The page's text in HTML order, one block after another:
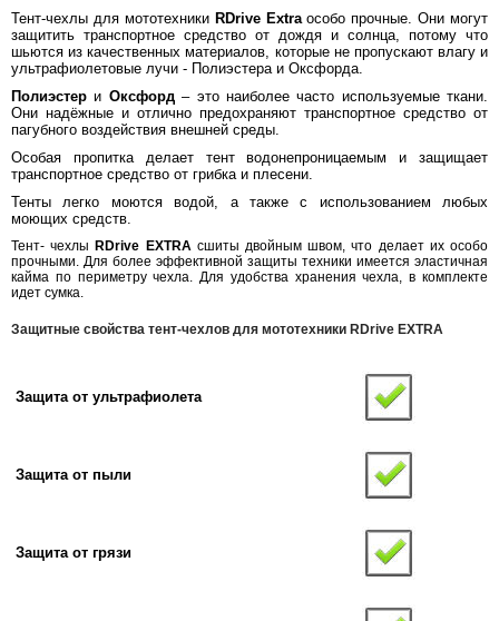
Тент-чехлы для мототехники RDrive Extraособо прочные. Они могут
защитить транспортное средство от дождя и солнца, потому что
шьются из качественных материалов, которые не пропускают влагу и
ультрафиолетовые лучи - Полиэстера и Оксфорда.
Полиэстери Оксфорд– это наиболее часто используемые ткани.
Они надёжные и отлично предохраняют транспортное средство от
пагубного воздействия внешней среды.
Особая пропитка делает тент водонепроницаемым и защищает
транспортное средство от грибка и плесени.
Тенты легко моются водой, а также с использованием любых
моющих средств.
Тент- чехлыRDrive EXTRAсшиты двойным швом, что делает их особо
прочными. Для более эффективной защиты техники имеется эластичная
кайма по периметру чехла. Для удобства хранения чехла, в комплекте
идет сумка.
Защитные свойства тент-чехлов для мототехники RDrive EXTRA
Защита от ультрафиолета
Защита от пыли
Защита от грязи